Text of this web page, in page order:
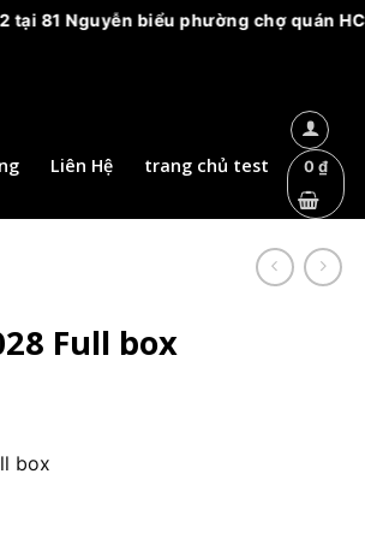
biểu phường chợ quán HCM. Vui
Liên Hệ trang chủ test 0₫
Full box
box